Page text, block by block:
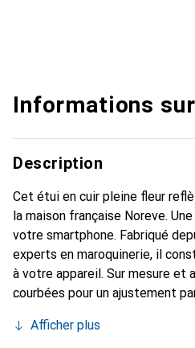
Informations
Description
Cet étui en cuir pleine fleur
la maison française Noreve.
votre smartphone. Fabriqué
experts en maroquinerie, il
à votre appareil. Sur mesure et
courbées pour un ajustement
marque Noreve est reconnue
Afficher plus